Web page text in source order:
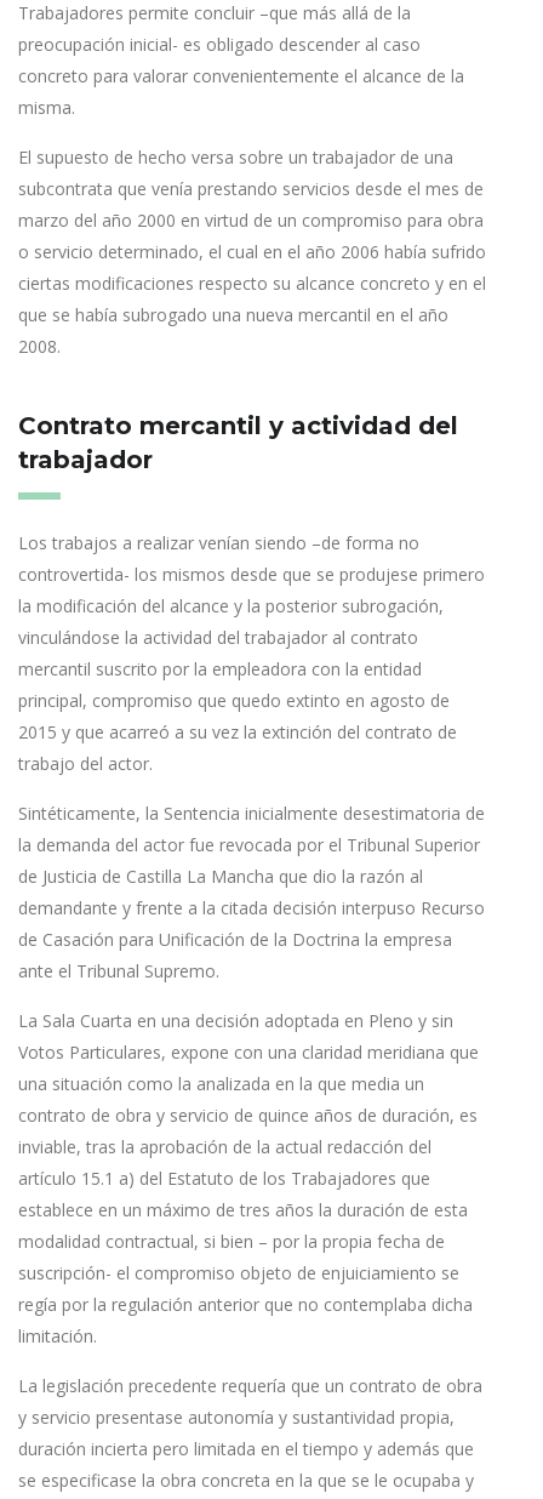
Trabajadores permite concluir –que más allá de la
preocupación inicial- es obligado descender al caso
concreto para valorar convenientemente el alcance de la
misma.
El supuesto de hecho versa sobre un trabajador de una
subcontrata que venía prestando servicios desde el mes de
marzo del año 2000 en virtud de un compromiso para obra
o servicio determinado, el cual en el año 2006 había sufrido
ciertas modificaciones respecto su alcance concreto y en el
que se había subrogado una nueva mercantil en el año
2008.
Contrato mercantil y actividad del
trabajador
Los trabajos a realizar venían siendo –de forma no
controvertida- los mismos desde que se produjese primero
la modificación del alcance y la posterior subrogación,
vinculándose la actividad del trabajador al contrato
mercantil suscrito por la empleadora con la entidad
principal, compromiso que quedo extinto en agosto de
2015 y que acarreó a su vez la extinción del contrato de
trabajo del actor.
Sintéticamente, la Sentencia inicialmente desestimatoria de
la demanda del actor fue revocada por el Tribunal Superior
de Justicia de Castilla La Mancha que dio la razón al
demandante y frente a la citada decisión interpuso Recurso
de Casación para Unificación de la Doctrina la empresa
ante el Tribunal Supremo.
La Sala Cuarta en una decisión adoptada en Pleno y sin
Votos Particulares, expone con una claridad meridiana que
una situación como la analizada en la que media un
contrato de obra y servicio de quince años de duración, es
inviable, tras la aprobación de la actual redacción del
artículo 15.1 a) del Estatuto de los Trabajadores que
establece en un máximo de tres años la duración de esta
modalidad contractual, si bien – por la propia fecha de
suscripción- el compromiso objeto de enjuiciamiento se
regía por la regulación anterior que no contemplaba dicha
limitación.
La legislación precedente requería que un contrato de obra
y servicio presentase autonomía y sustantividad propia,
duración incierta pero limitada en el tiempo y además que
se especificase la obra concreta en la que se le ocupaba y